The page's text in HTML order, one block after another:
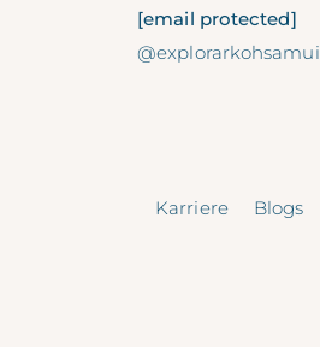
[email protected]
@explorarkohsamui
Karriere Blogs